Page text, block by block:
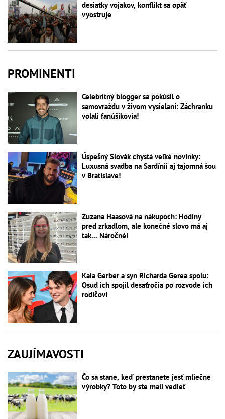
desiatky vojakov, konflikt sa opäť
vyostruje
PROMINENTI
Celebritný blogger sa pokúsil o
samovraždu v živom vysielaní: Záchranku
volali fanúšikovia!
Úspešný Slovák chystá veľké novinky:
Luxusná svadba na Sardínii aj tajomná šou
v Bratislave!
Zuzana Haasová na nákupoch: Hodiny
pred zrkadlom, ale konečné slovo má aj
tak... Náročné!
Kaia Gerber a syn Richarda Gerea spolu:
Osud ich spojil desaťročia po rozvode ich
rodičov!
ZAUJÍMAVOSTI
Čo sa stane, keď prestanete jesť mliečne
výrobky? Toto by ste mali vedieť